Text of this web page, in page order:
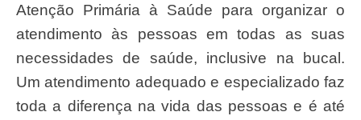
Atenção Primária à Saúde para organizar o
atendimento às pessoas em todas as suas
necessidades de saúde, inclusive na bucal.
Um atendimento adequado e especializado faz
toda a diferença na vida das pessoas e é até